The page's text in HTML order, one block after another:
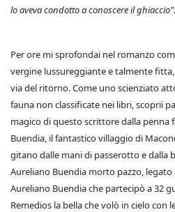
lo aveva condotto a conoscere il ghiaccio".
Per ore mi sprofondai nel romanzo
vergine lussureggiante e talmente
via del ritorno. Come uno scienziato
fauna non classificate nei libri, scoprii
magico di questo scrittore dalla penna
Buendia, il fantastico villaggio di
gitano dalle mani di passerotto e dalla
Aureliano Buendia morto pazzo,
Aureliano Buendia che partecipò a 32
Remedios la bella che volò in cielo con